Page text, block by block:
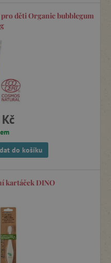
děti Organic bubblegum
do košíku
kartáček DINO